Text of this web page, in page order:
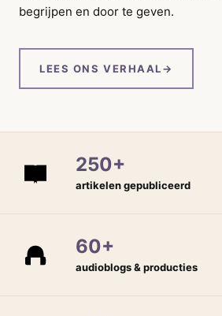
begrijpen en door te geven.
LEES ONS VERHAAL→
250+
artikelen gepubliceerd
60+
audioblogs & producties